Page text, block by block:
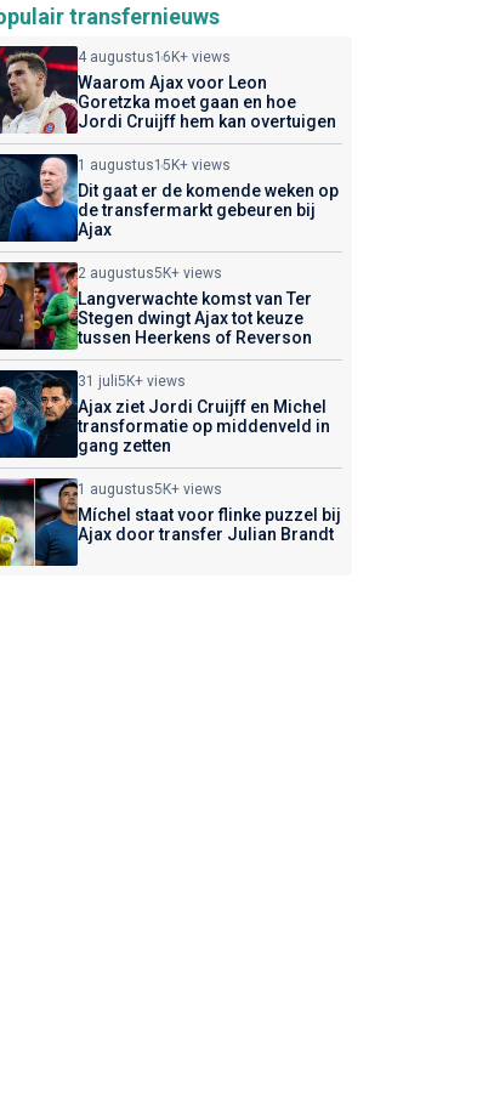
transfernieuws
4 augustus16K+ views
Waarom Ajax voor Leon
Goretzka moet gaan en hoe
Jordi Cruijff hem kan overtuigen
1 augustus15K+ views
Dit gaat er de komende weken op
de transfermarkt gebeuren bij
Ajax
2 augustus5K+ views
Langverwachte komst van Ter
Stegen dwingt Ajax tot keuze
tussen Heerkens of Reverson
31 juli5K+ views
Ajax ziet Jordi Cruijff en Michel
transformatie op middenveld in
gang zetten
1 augustus5K+ views
Míchel staat voor flinke puzzel bij
Ajax door transfer Julian Brandt